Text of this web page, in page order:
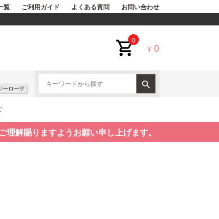
覧 ご利用ガイド よくある質問 お問い合わせ
0
¥ 0
ーローザ
解賜りますようお願い申し上げます。